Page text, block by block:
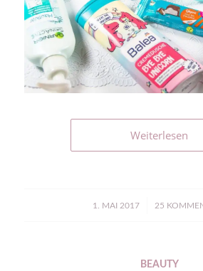
Weiterlesen
1. MAI 2017
/ 25
BEAUTY